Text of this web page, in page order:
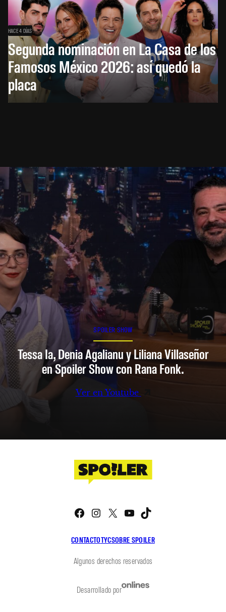
HACE 4 DÍAS
Segunda nominación en La Casa de los
Famosos México 2026: así quedó la
placa
SPOILER SHOW
Tessa Ia, Denia Agalianu y Liliana Villaseñor
en Spoiler Show con Rana Fonk.
Ver en Youtube
CONTACTOTYCSOBRE SPOILER
Facebook
Instagram
X YouTube
Algunos derechos reservados
Desarrollado por